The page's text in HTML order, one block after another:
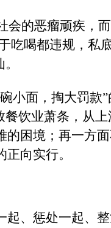
会的恶瘤顽疾，
吃喝都违规，私
小面，掏大罚款
饮业萧条，从上
的困境；再一方
向实行。
起、惩处一起、